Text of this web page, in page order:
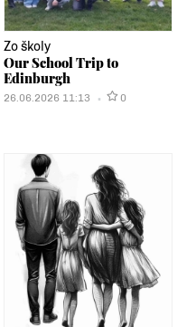
Zo školy
Our School Trip to
Edinburgh
26.06.2026 11:13 0